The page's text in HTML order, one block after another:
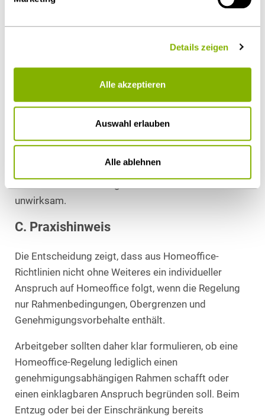
Details zeigen
Alle akzeptieren
Auswahl erlauben
Alle ablehnen
arbeiteten und sich die Kommunikationswege
Maßnahme deshalb eher als Entzug eines Privilegs
nachvollziehbar begründete organisatorische
Präsenzpflicht und dem verfolgten betrieblichen
unwirksam.
C. Praxishinweis
Die Entscheidung zeigt, dass aus Homeoffice-
Richtlinien nicht ohne Weiteres ein individueller
Anspruch auf Homeoffice folgt, wenn die Regelung
nur Rahmenbedingungen, Obergrenzen und
Genehmigungsvorbehalte enthält.
Arbeitgeber sollten daher klar formulieren, ob eine
Homeoffice-Regelung lediglich einen
genehmigungsabhängigen Rahmen schafft oder
einen einklagbaren Anspruch begründen soll. Beim
Entzug oder bei der Einschränkung bereits